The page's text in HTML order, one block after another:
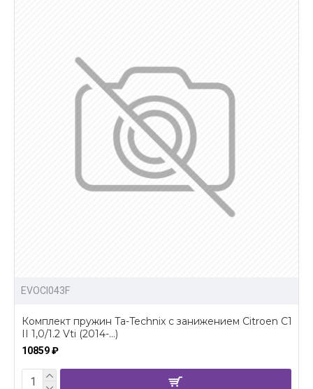
EVOCI043F
Комплект пружин Ta-Technix с занижением Citroen C1
II 1,0/1.2 Vti (2014-...)
10859 ₽